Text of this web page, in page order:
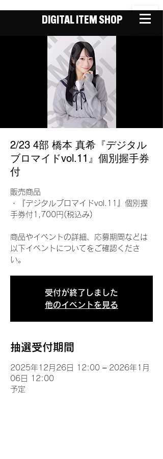
DIGITAL ITEM SHOP
2/23 4部 橋本 真希『デジタル
ブロマイドvol.11』個別握手券
付
販売商品
・『デジタルブロマイドvol.11』個別握
手券付1,700円(税込み)
商品やイベントの詳細、応募期間などは
以下イベントについてをご確認くださ
い。
受付が終了しました
他のイベントを見る
抽選受付期間
2025年12月26日 12:00 – 2026年1月
06日 12:00
予定